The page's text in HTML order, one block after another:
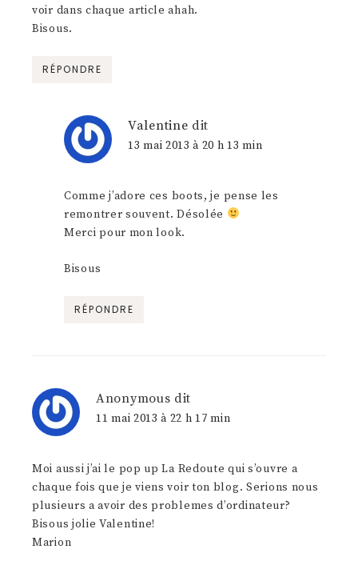
voir dans chaque article ahah.
Bisous.
RÉPONDRE
Valentine dit
13 mai 2013 à 20 h 13 min
Comme j’adore ces boots, je pense les
remontrer souvent. Désolée
Merci pour mon look.
Bisous
RÉPONDRE
Anonymous dit
11 mai 2013 à 22 h 17 min
Moi aussi j’ai le pop up La Redoute qui s’ouvre a
chaque fois que je viens voir ton blog. Serions nous
plusieurs a avoir des problemes d’ordinateur?
Bisous jolie Valentine!
Marion